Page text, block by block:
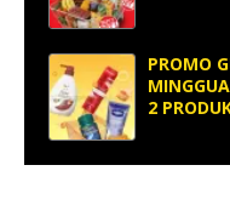
PROMO
2